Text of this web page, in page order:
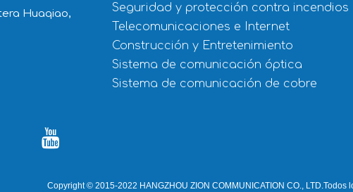
Huaqiao,
Seguridad y protección contra incendios
Telecomunicaciones e Internet
Construcción y Entretenimiento
Sistema de comunicación óptica
Sistema de comunicación de cobre

Copyright © 2015-2022 HANGZHOU ZION COMMUNICATION CO., LTD.Todos